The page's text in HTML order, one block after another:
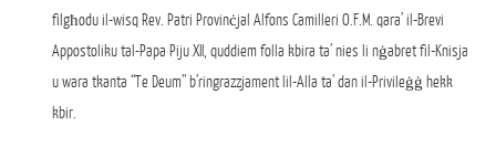
filgħodu il-wisq Rev. Patri Provinċjal Alfons Camilleri O.F.M. qara’ il-Brevi
Appostoliku tal-Papa Piju XII, quddiem folla kbira ta’ nies li nġabret fil-Knisja
u wara tkanta “Te Deum” b’ringrazzjament lil-Alla ta’ dan il-Privileġġ hekk
kbir.